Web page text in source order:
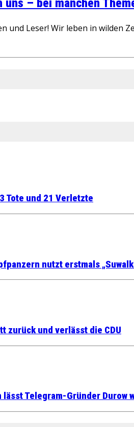
uns – bei manchen
und Leser! Wir leben in wilden
Tote und 21 Verletzte
nutzt erstmals
zurück und verlässt die CDU
Telegram-Gründer Durow